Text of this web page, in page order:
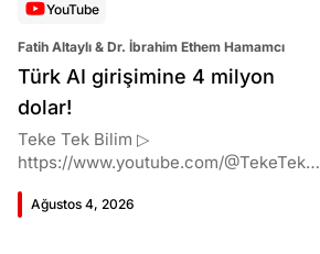
YouTube
Fatih Altaylı & Dr. İbrahim Ethem Hamamcı
Türk AI girişimine 4 milyon
dolar!
Teke Tek Bilim ▷
https://www.youtube.com/@TekeTekBil
Hamamcı kimdir ve akademik
Ağustos 4, 2026